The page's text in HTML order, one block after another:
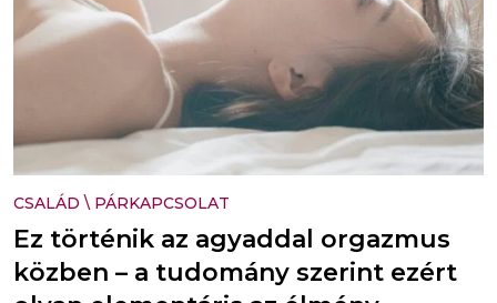
CSALÁD \ PÁRKAPCSOLAT
Ez történik az agyaddal orgazmus
közben – a tudomány szerint ezért